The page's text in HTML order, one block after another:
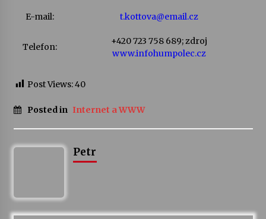
17. 7. 2026
E-mail: t.kottova@email.cz
Telefon:
+420 723 758 689; zdroj
www.infohumpolec.cz
Post Views:40
Posted in Internet a WWW
Petr